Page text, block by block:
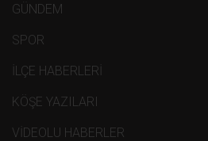
GÜNDEM
SPOR
İLÇE HABERLERİ
KÖŞE YAZILARI
VİDEOLU HABERLER